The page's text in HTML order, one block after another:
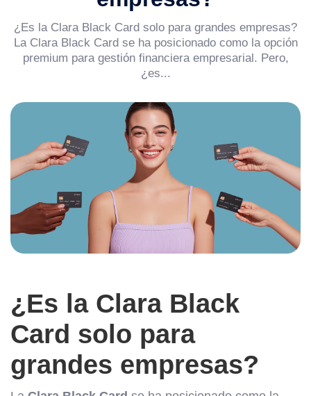
¿Es la Clara Black Card solo para grandes empresas?
La Clara Black Card se ha posicionado como la opción
premium para gestión financiera empresarial. Pero,
¿es...
¿Es la Clara Black
Card solo para
grandes empresas?